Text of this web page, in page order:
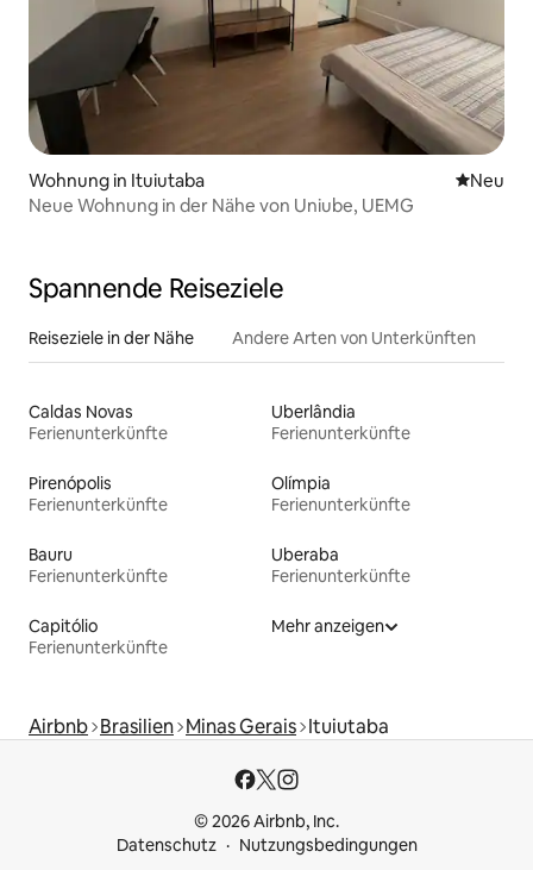
Wohnung in Ituiutaba Neue
Neu
Neue Wohnung in der Nähe von Uniube, UEMG
Spannende Reiseziele
Reiseziele in der Nähe Andere Arten von Unterkünften
Caldas Novas
Ferienunterkünfte
Uberlândia
Ferienunterkünfte
Pirenópolis
Ferienunterkünfte
Olímpia
Ferienunterkünfte
Bauru
Ferienunterkünfte
Uberaba
Ferienunterkünfte
Capitólio
Ferienunterkünfte
Mehr anzeigen
Airbnb Brasilien Minas Gerais Ituiutaba
© 2026 Airbnb, Inc.
Datenschutz
Nutzungsbedingungen